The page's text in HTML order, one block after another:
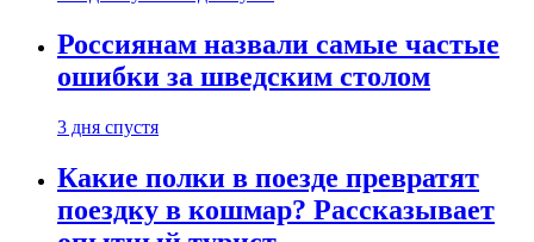
Россиянам назвали самые частые
ошибки за шведским столом
3 дня спустя
Какие полки в поезде превратят
поездку в кошмар? Рассказывает